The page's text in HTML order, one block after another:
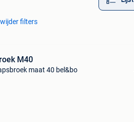
filters
M40
maat 40 bel&bo